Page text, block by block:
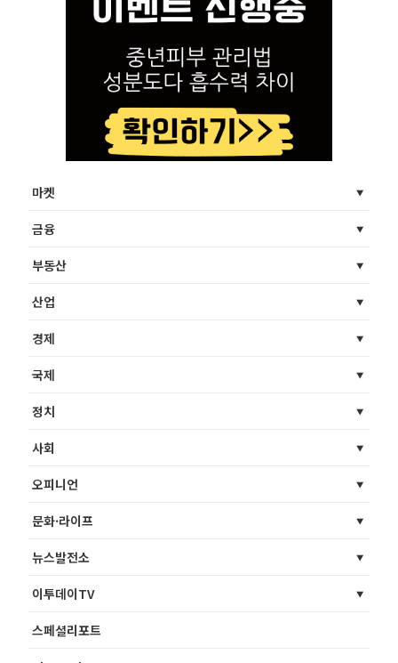
마켓
금융
부동산
산업
경제
국제
정치
사회
오피니언
문화·라이프
뉴스발전소
이투데이TV
스페셜리포트